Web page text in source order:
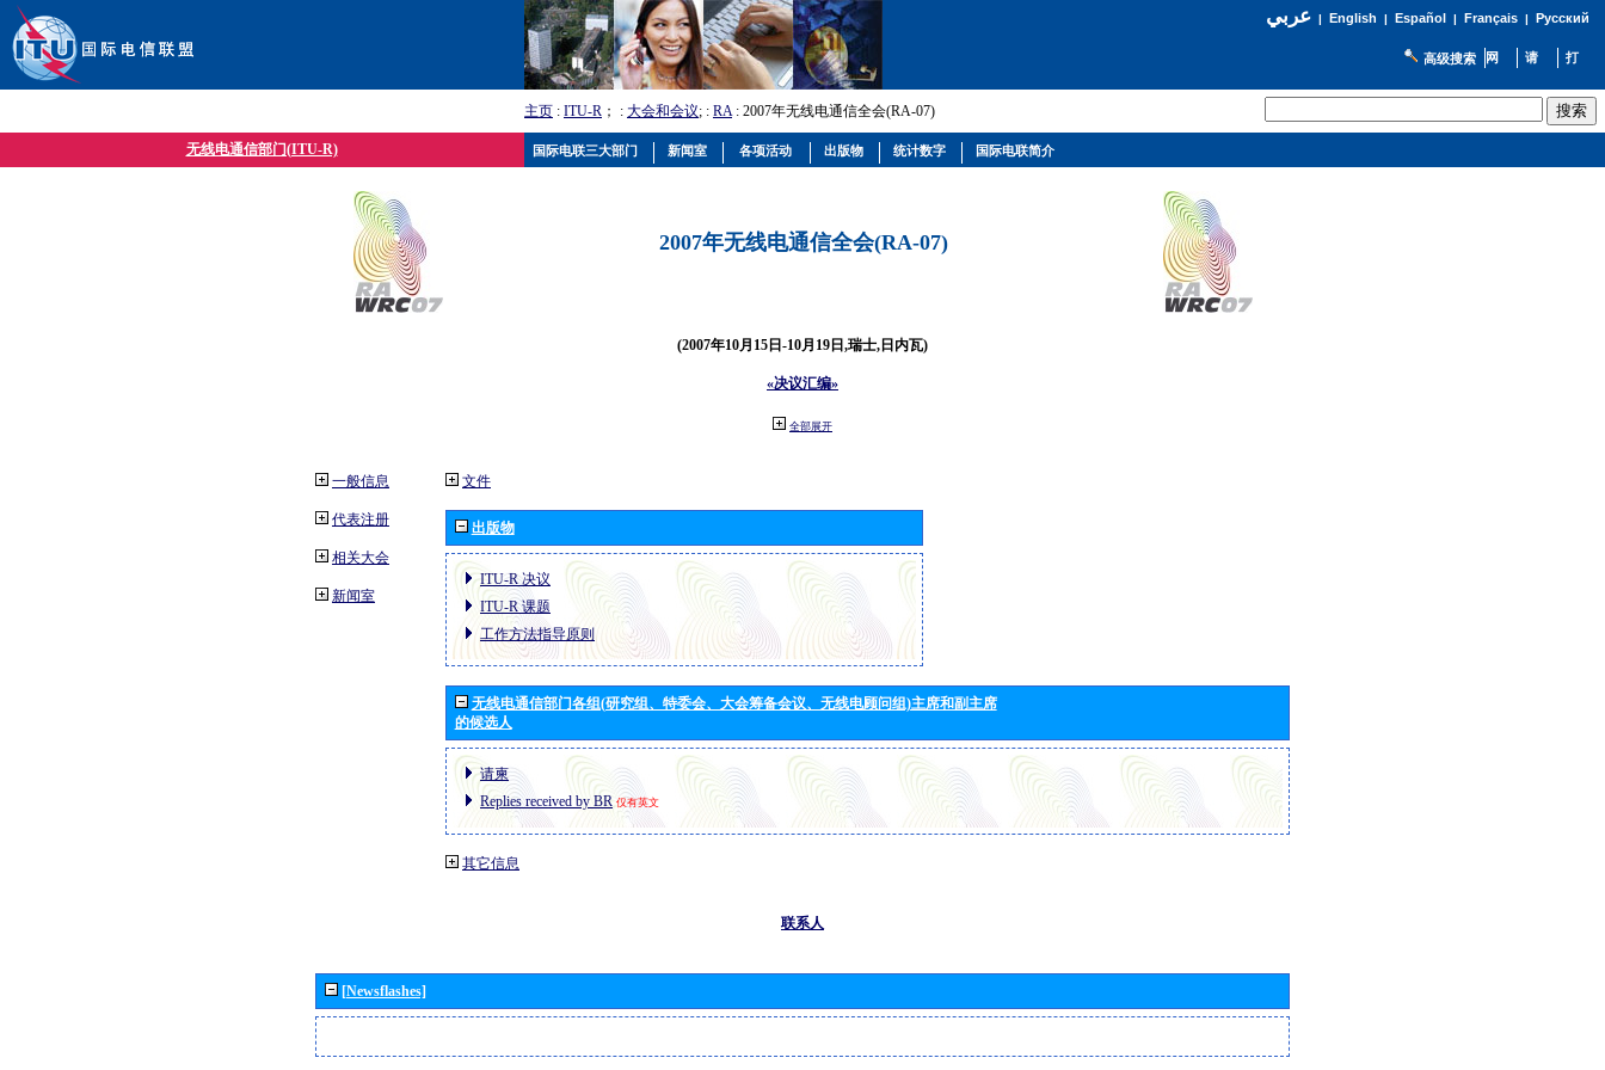
عربي| English | Español | Français| Русский
高级搜索
主页 : ITU-R ； : 大会和会议; : RA: 2007年无线电通信全会(RA-07)
无线电通信部门(ITU-R)
2007年无线电通信全会(RA-07)
(2007年10月15日-10月19日,瑞士,日内瓦)
«决议汇编»
全部展开
一般信息
代表注册
相关大会
新闻室
文件
出版物
ITU-R 决议
ITU-R 课题
工作方法指导原则
无线电通信部门各组(研究组、特委会、大会筹备会议、无线电顾问组)主席和副主席
的候选人
请柬
Replies received by BR 仅有英文
其它信息
联系人
[Newsflashes]
国际电联三大部门 新闻室 各项活动 出版物 统计数字 国际电联简介